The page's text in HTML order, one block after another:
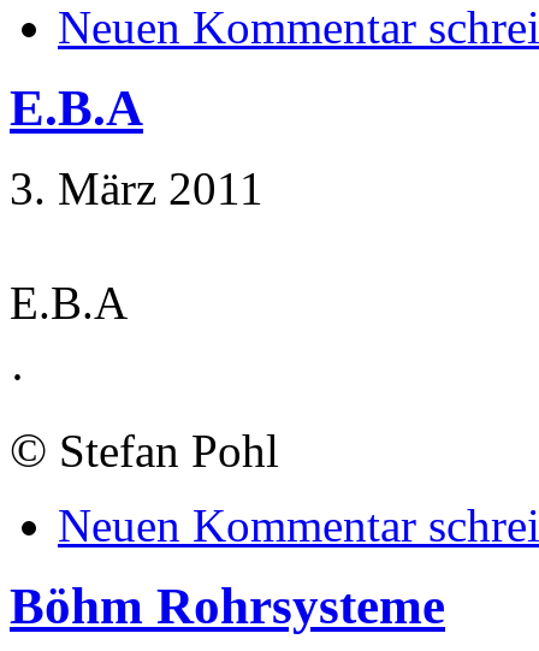
Neuen Kommentar
E.B.A
3. März 2011
E.B.A
·
© Stefan Pohl
Neuen Kommentar
Böhm Rohrsysteme